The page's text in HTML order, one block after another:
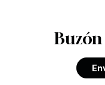
Buzón